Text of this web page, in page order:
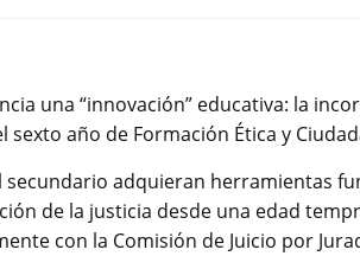
una “innovación” educativa: la
año de Formación Ética y
adquieran herramientas
de la justicia desde una edad
con la Comisión de Juicio por